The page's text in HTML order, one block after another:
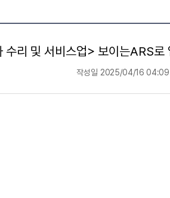
수리 및 서비스업> 보이는ARS
작성일 2025/04/16 04:09